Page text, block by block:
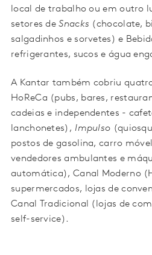
local de trabalho ou em outro
setores deSnacks (chocolate,
salgadinhos e sorvetes) e
refrigerantes, sucos e água
A Kantar também cobriu
HoReCa (pubs, bares,
cadeias e independentes -
lanchonetes),Impulso
postos de gasolina, carro
vendedores ambulantes e
automática), Canal Moderno
supermercados, lojas de
Canal Tradicional (lojas de
self-service).